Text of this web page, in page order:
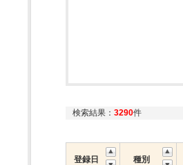
検索結果： 3290件
登録日 種別